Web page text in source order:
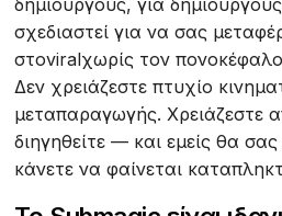
δημιουργούς, για
σχεδιαστεί για να σας
στοviralχωρίς τον
Δεν χρειάζεστε πτυχίο
μεταπαραγωγής. Χρειάζεστε
διηγηθείτε — και εμείς θα
κάνετε να φαίνεται